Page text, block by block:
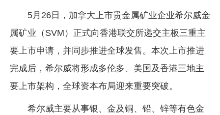
镁钛
地矿 建设
党建工作
企业文化
《资源再生》杂志
5月26日，加拿大上市贵金属矿业企业希尔威金
属矿业（SVM）正式向香港联交所递交主板三重主
要上市申请，并同步推进全球发售。本次上市推进
完成后，希尔威将形成多伦多、美国及香港三地主
要上市架构，全球资本布局迎来重要突破。
希尔威主要从事银、金及铜、铅、锌等有色金